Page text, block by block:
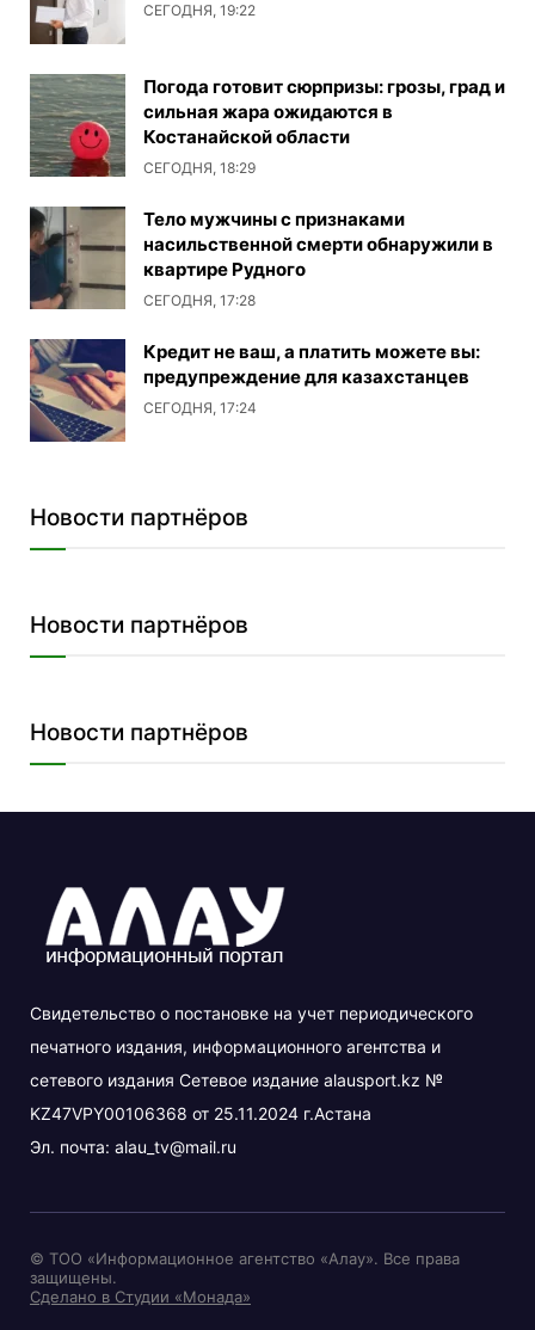
СЕГОДНЯ, 19:22
Погода готовит сюрпризы: грозы, град и
сильная жара ожидаются в
Костанайской области
СЕГОДНЯ, 18:29
Тело мужчины с признаками
насильственной смерти обнаружили в
квартире Рудного
СЕГОДНЯ, 17:28
Кредит не ваш, а платить можете вы:
предупреждение для казахстанцев
СЕГОДНЯ, 17:24
Новости партнёров
Новости партнёров
Новости партнёров
Свидетельство о постановке на учет периодического
печатного издания, информационного агентства и
сетевого издания Сетевое издание alausport.kz №
KZ47VPY00106368 от 25.11.2024 г.Астана
Эл. почта: alau_tv@mail.ru
© ТОО «Информационное агентство «Алау». Все права
защищены.
Сделано в Студии «Монада»